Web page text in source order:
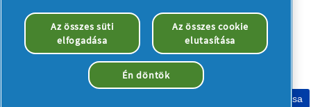
Akadálymentességi nyilatkozat
© 2023 Procter & Gamble. Minden jog fenntartva. Az oldalon
található információk felhasználása és az azokhoz való
hozzáférés a jogi nyilatkozatban meghatározott felhasználási
feltételek tárgyát képezik.
Sütik elfogadása
Az összes süti
elfogadása
Az összes cookie
elutasítása
Én döntök